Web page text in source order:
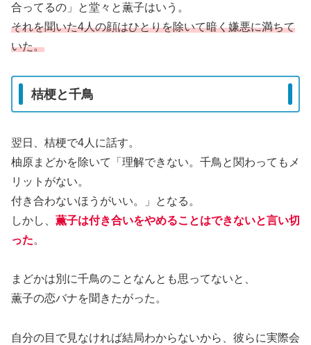
合ってるの」と堂々と薫子はいう。
それを聞いた4人の顔はひとりを除いて暗く嫌悪に満ちて
いた。
桔梗と千鳥
翌日、桔梗で4人に話す。
柚原まどかを除いて「理解できない。千鳥と関わってもメ
リットがない。
付き合わないほうがいい。」となる。
しかし、 薫子は付き合いをやめることはできないと言い切
った。
まどかは別に千鳥のことなんとも思ってないと、
薫子の恋バナを聞きたがった。
自分の目で見なければ結局わからないから、彼らに実際会